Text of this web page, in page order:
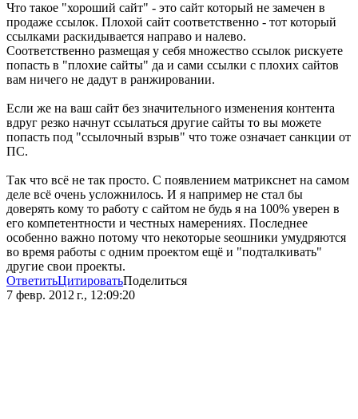
Что такое "хороший сайт" - это сайт который не замечен в
продаже ссылок. Плохой сайт соответственно - тот который
ссылками раскидывается направо и налево.
Соответственно размещая у себя множество ссылок рискуете
попасть в "плохие сайты" да и сами ссылки с плохих сайтов
вам ничего не дадут в ранжировании.
Если же на ваш сайт без значительного изменения контента
вдруг резко начнут ссылаться другие сайты то вы можете
попасть под "ссылочный взрыв" что тоже означает санкции от
ПС.
Так что всё не так просто. С появлением матрикснет на самом
деле всё очень усложнилось. И я например не стал бы
доверять кому то работу с сайтом не будь я на 100% уверен в
его компетентности и честных намерениях. Последнее
особенно важно потому что некоторые seoшники умудряются
во время работы с одним проектом ещё и "подталкивать"
другие свои проекты.
ОтветитьЦитироватьПоделиться
7 февр. 2012 г., 12:09:20